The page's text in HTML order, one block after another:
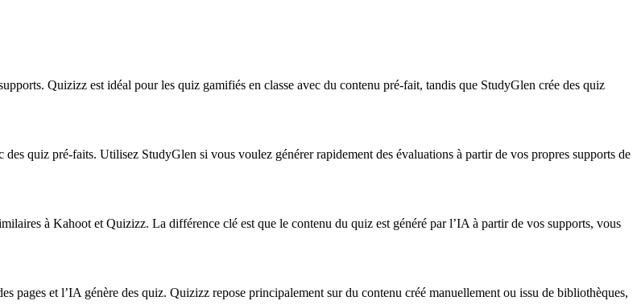
Quizizz est idéal pour les quiz gamifiés en classe avec du contenu pré-fait, tandis que StudyGlen crée des quiz
quiz pré-faits. Utilisez StudyGlen si vous voulez générer rapidement des évaluations à partir de vos propres supports de
à Kahoot et Quizizz. La différence clé est que le contenu du quiz est généré par l’IA à partir de vos supports, vous
et l’IA génère des quiz. Quizizz repose principalement sur du contenu créé manuellement ou issu de bibliothèques,